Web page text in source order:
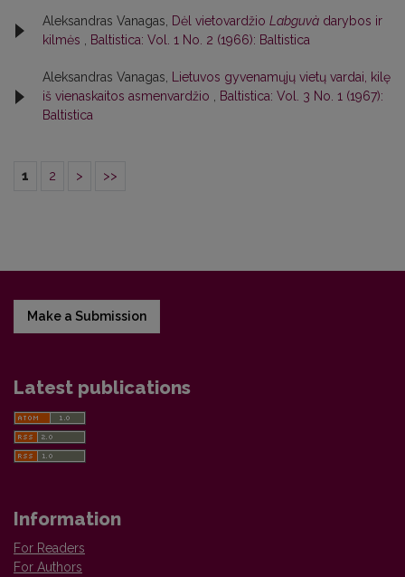
Aleksandras Vanagas, Dėl vietovardžio Labguvà darybos ir
kilmės
Baltistica: Vol. 1 No. 2 (1966): Baltistica
Aleksandras Vanagas,
Lietuvos gyvenamųjų vietų vardai, kilę
iš vienaskaitos asmenvardžio
Baltistica: Vol. 3 No. 1 (1967):
Baltistica
1 2 > >>
Make a Submission
Latest publications
Information
For Readers
For Authors